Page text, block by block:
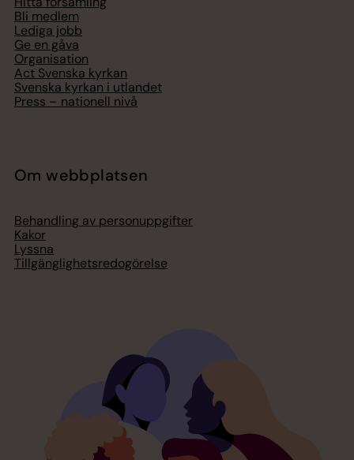
Bli medlem
Lediga jobb
Ge en gåva
Organisation
Act Svenska kyrkan
Svenska kyrkan i utlandet
Press – nationell nivå
Om webbplatsen
Behandling av personuppgifter
Kakor
Lyssna
Tillgänglighetsredogörelse